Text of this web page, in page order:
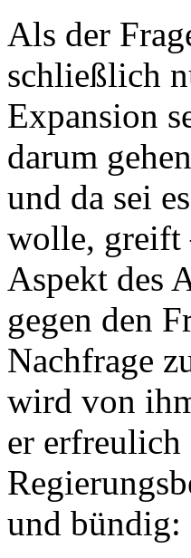
Als der
schließlich
Expansion
darum
und da sei
wolle, greift
Aspekt des
gegen den
Nachfrage
wird von
er erfreulich
und bündig: